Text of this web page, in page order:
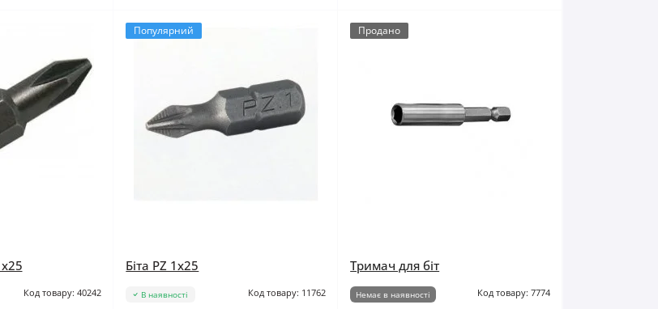
Код товару: 40242
Популярний
Біта PZ 1x25
В наявності Код товару: 11762
Продано
Тримач для біт
Немає в наявності Код товару: 7774